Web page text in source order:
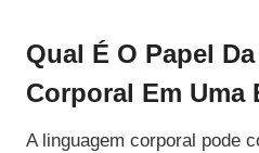
Qual É O Papel
Corporal Em Uma
A linguagem corporal pode